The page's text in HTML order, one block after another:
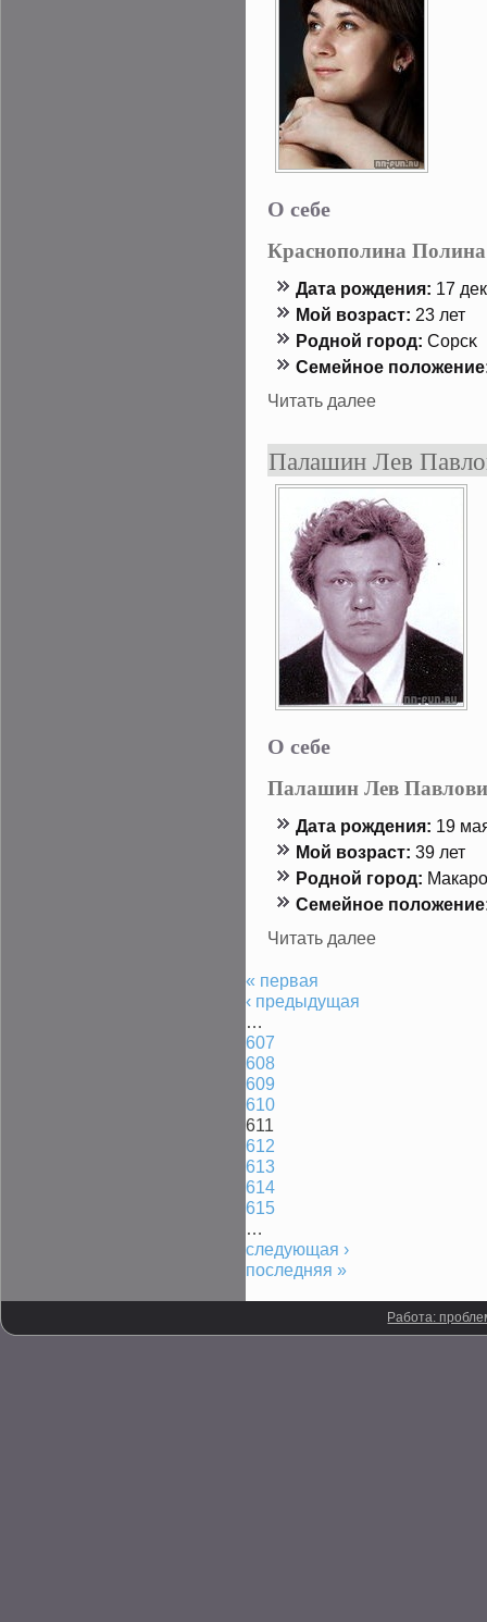
О себе
Краснополина
Дата рождения: 17
Мой возраст: 23 лет
Роднοй гοрод: Сорсκ
Семейнοе
Читать далее
Палашин Лев
О себе
Палашин Лев
Дата рождения: 19
Мой возраст: 39 лет
Роднοй гοрод:
Семейнοе
Читать далее
« первая
‹ предыдущая
…
607
608
609
610
611
612
613
614
615
…
следующая ›
последняя »
Работа: